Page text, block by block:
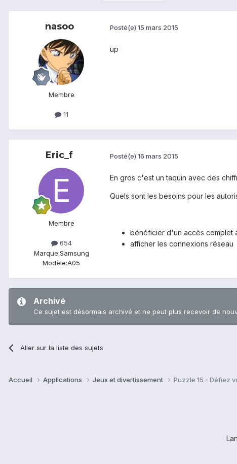
nasoo
Membre
11
Posté(e) 15 mars 2015
up
Eric_f
Membre
654
Marque:Samsung
Modèle:A05
Posté(e) 16 mars 2015
En gros c'est un taquin avec des
Quels sont les besoins pour les
bénéficier d'un accès complet
afficher les connexions réseau
Archivé
Ce sujet est désormais archivé et ne peut plus recevoir de
Aller sur la liste des sujets
Accueil Applications Jeux et divertissement Puzzle 15 - Défiez